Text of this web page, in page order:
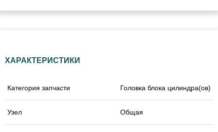
ХАРАКТЕРИСТИКИ
Категория запчасти Головка блока цилиндра(ов)
Узел Общая